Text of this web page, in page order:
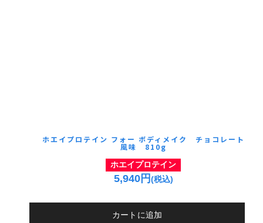
ホエイプロテイン フォー ボディメイク チョコレート
風味 810g
ホエイプロテイン
5,940円(税込)
カートに追加